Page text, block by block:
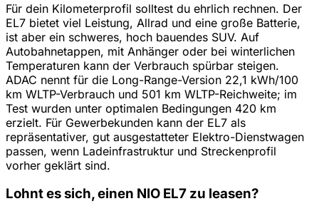
Für dein Kilometerprofil solltest du ehrlich rechnen. Der
EL7 bietet viel Leistung, Allrad und eine große Batterie,
ist aber ein schweres, hoch bauendes SUV. Auf
Autobahnetappen, mit Anhänger oder bei winterlichen
Temperaturen kann der Verbrauch spürbar steigen.
ADAC nennt für die Long-Range-Version 22,1 kWh/100
km WLTP-Verbrauch und 501 km WLTP-Reichweite; im
Test wurden unter optimalen Bedingungen 420 km
erzielt. Für Gewerbekunden kann der EL7 als
repräsentativer, gut ausgestatteter Elektro-Dienstwagen
passen, wenn Ladeinfrastruktur und Streckenprofil
vorher geklärt sind.
Lohnt es sich, einen NIO EL7 zu leasen?